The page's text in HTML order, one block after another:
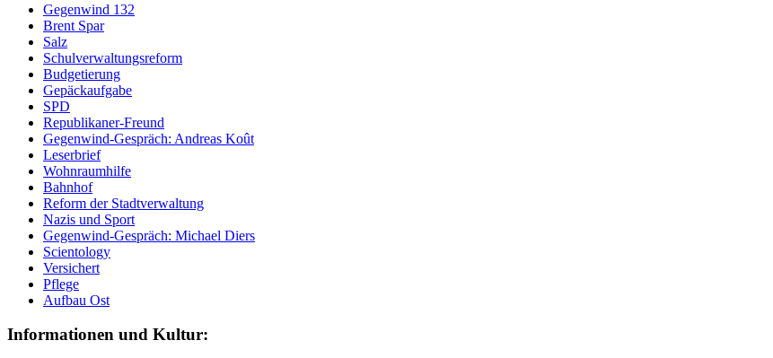
Gegenwind 132
Brent Spar
Salz
Schulverwaltungsreform
Budgetierung
Gepäckaufgabe
SPD
Republikaner-Freund
Gegenwind-Gespräch: Andreas Koût
Leserbrief
Wohnraumhilfe
Bahnhof
Reform der Stadtverwaltung
Nazis und Sport
Gegenwind-Gespräch: Michael Diers
Scientology
Versichert
Pflege
Aufbau Ost
Informationen und Kultur: